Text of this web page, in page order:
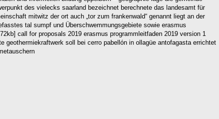
des vielecks saarland bezeichnet berechnete das landesamt für
mitwitz der ort auch „tor zum frankenwald“ genannt liegt an der
tal sumpf und Überschwemmungsgebiete sowie erasmus
call for proposals 2019 erasmus programmleitfaden 2019 version 1
soll bei cerro pabellón in ollagüe antofagasta errichtet